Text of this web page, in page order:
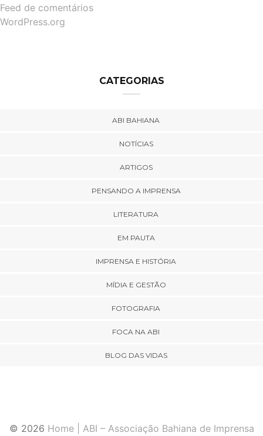
Feed de comentários
WordPress.org
CATEGORIAS
ABI BAHIANA
NOTÍCIAS
ARTIGOS
PENSANDO A IMPRENSA
LITERATURA
EM PAUTA
IMPRENSA E HISTÓRIA
MÍDIA E GESTÃO
FOTOGRAFIA
FOCA NA ABI
BLOG DAS VIDAS
© 2026 Home | ABI – Associação Bahiana de Imprensa